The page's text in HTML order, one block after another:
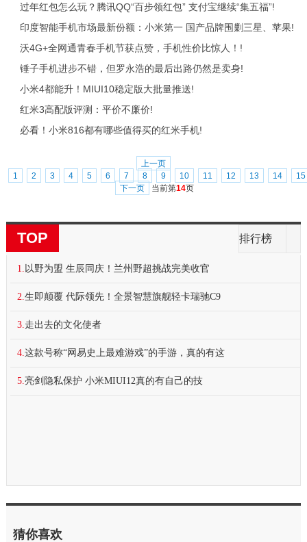
过年红包怎么玩？腾讯QQ“百步领红包” 支付宝继续“集五福”!
印度智能手机市场最新份额：小米第一 国产品牌围剿三星、苹果!
沃4G+全网通青春手机节获点赞，手机性价比惊人！!
锤子手机进步不错，但罗永浩的最后出路仍然是卖身!
小米4都能升！MIUI10稳定版大批量推送!
红米3高配版评测：平价不廉价!
必看！小米816都有哪些值得买的红米手机!
上一页
1
2 3 4 5 6 7 8 9 10 11 12 13 14
15
下一页
当前第14页
TOP 排行榜
1. 以野为盟 生辰同庆！兰州野超挑战完美收官
2. 生即颠覆 代际领先！全景智慧旗舰轻卡瑞驰C9
3. 走出去的文化使者
4. 这款号称“网易史上最难游戏”的手游，真的有这
5. 亮剑隐私保护 小米MIUI12真的有自己的技
猜你喜欢